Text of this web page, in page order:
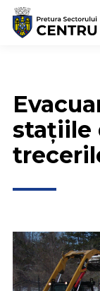
stațiile